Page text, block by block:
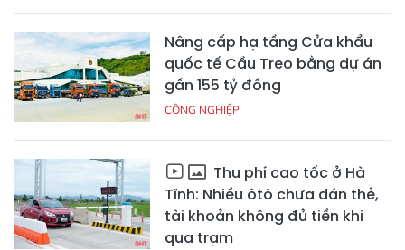
Nâng cấp hạ tầng Cửa khẩu
quốc tế Cầu Treo bằng dự án
gần 155 tỷ đồng
CÔNG NGHIỆP
Thu phí cao tốc ở Hà
Tĩnh: Nhiều ôtô chưa dán thẻ,
tài khoản không đủ tiền khi
qua trạm